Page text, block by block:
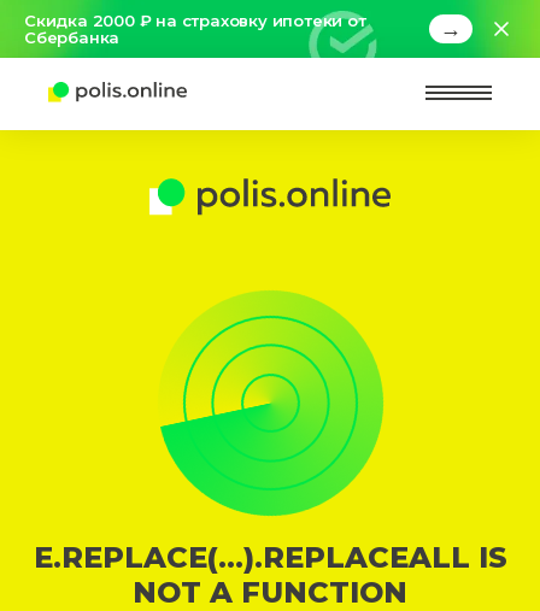
Скидка 2000 ₽ на страховку ипотеки от
Сбербанка
→
E.REPLACE(...).REPLACEALL IS
NOT A FUNCTION